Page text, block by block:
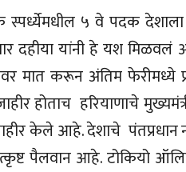
स्पर्ध्येमधील ५ वे पदक
दहीया यांनी हे यश मिळवलं
मात करून अंतिम फेरीमध्ये
होताच हरियाणाचे
केले आहे. देशाचे पंतप्रधान
पैलवान आहे. टोकियो